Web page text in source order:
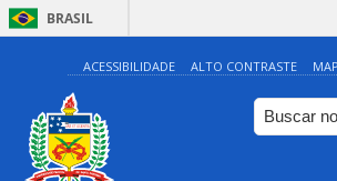
BRASIL
ACESSIBILIDADE ALTO CONTRASTE